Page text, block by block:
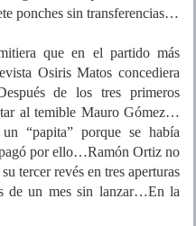
ponches sin transferencias…
que en el partido más
Osiris Matos concediera
de los tres primeros
al temible Mauro Gómez…
“papita” porque se había
por ello…Ramón Ortiz no
tercer revés en tres aperturas
de un mes sin lanzar…En la